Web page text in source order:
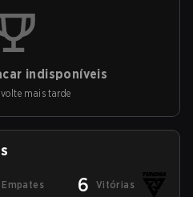
indisponíveis
mais tarde
Empates 6 Vitórias